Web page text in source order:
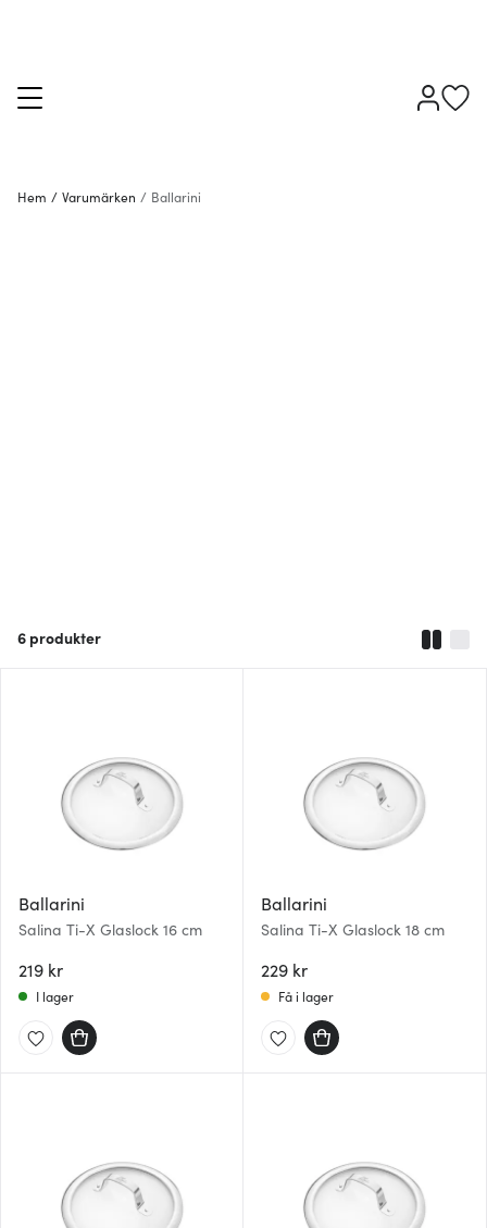
Hem / Varumärken / Ballarini
6 produkter
Ballarini
Salina Ti-X Glaslock 16 cm
219 kr
I lager
Ballarini
Salina Ti-X Glaslock 18 cm
229 kr
Få i lager